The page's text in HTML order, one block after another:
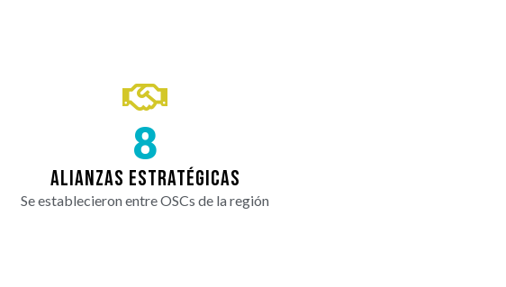
8
ALIANZAS ESTRATÉGICAS
Se establecieron entre OSCs de la región